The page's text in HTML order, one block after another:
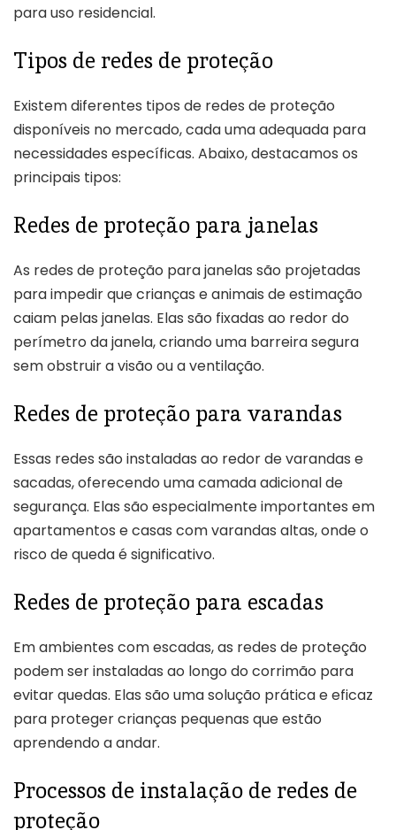
para uso residencial.
Tipos de redes de proteção
Existem diferentes tipos de redes de proteção
disponíveis no mercado, cada uma adequada para
necessidades específicas. Abaixo, destacamos os
principais tipos:
Redes de proteção para janelas
As redes de proteção para janelas são projetadas
para impedir que crianças e animais de estimação
caiam pelas janelas. Elas são fixadas ao redor do
perímetro da janela, criando uma barreira segura
sem obstruir a visão ou a ventilação.
Redes de proteção para varandas
Essas redes são instaladas ao redor de varandas e
sacadas, oferecendo uma camada adicional de
segurança. Elas são especialmente importantes em
apartamentos e casas com varandas altas, onde o
risco de queda é significativo.
Redes de proteção para escadas
Em ambientes com escadas, as redes de proteção
podem ser instaladas ao longo do corrimão para
evitar quedas. Elas são uma solução prática e eficaz
para proteger crianças pequenas que estão
aprendendo a andar.
Processos de instalação de redes de
proteção